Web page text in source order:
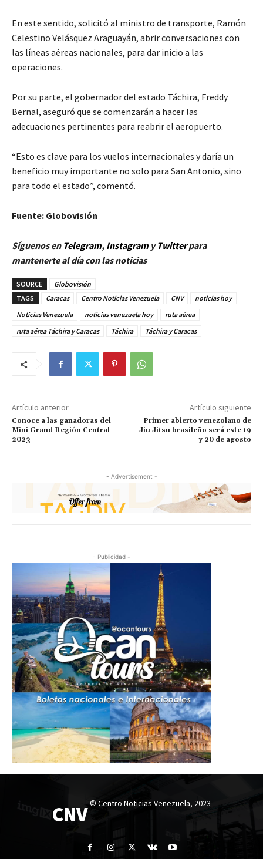
En este sentido, solicitó al ministro de transporte, Ramón
Celestino Velásquez Araguayán, abrir conversaciones con
las líneas aéreas nacionales, para dar inicio a las
operaciones.
Por su parte, el gobernador del estado Táchira, Freddy
Bernal, aseguró que se comenzarán a hacer las
adecuaciones pertinentes para reabrir el aeropuerto.
“Esto es clave para los vuelos internacionales y daría un
beneficio muy importante no solo para San Antonio, sino
para todo el estado”, comentó.
Fuente: Globovisión
Síguenos en Telegram, InstagramyTwitterpara
mantenerte al día con las noticias
SOURCE
Globovisión
TAGS
Caracas Centro Noticias Venezuela CNV
noticias hoy
Noticias Venezuela
noticias venezuela hoy
ruta aérea
ruta aérea Táchira y Caracas
Táchira Táchira y Caracas
Artículo anterior
Conoce a las ganadoras del
Mini Grand Región Central
2023
Artículo siguiente
Primer abierto venezolano de
Jiu Jitsu brasileño será este 19
y 20 de agosto
- Advertisement -
- Publicidad -
CNV © Centro Noticias Venezuela, 2023